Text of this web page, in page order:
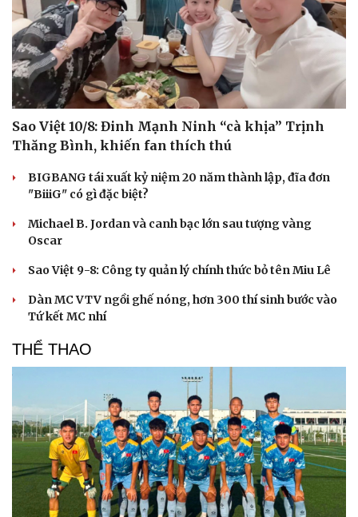
Sao Việt 10/8: Đinh Mạnh Ninh “cà khịa” Trịnh
Thăng Bình, khiến fan thích thú
BIGBANG tái xuất kỷ niệm 20 năm thành lập, đĩa đơn
"BiiiG" có gì đặc biệt?
Michael B. Jordan và canh bạc lớn sau tượng vàng
Oscar
Sao Việt 9-8: Công ty quản lý chính thức bỏ tên Miu Lê
Dàn MC VTV ngồi ghế nóng, hơn 300 thí sinh bước vào
Tứ kết MC nhí
THỂ THAO